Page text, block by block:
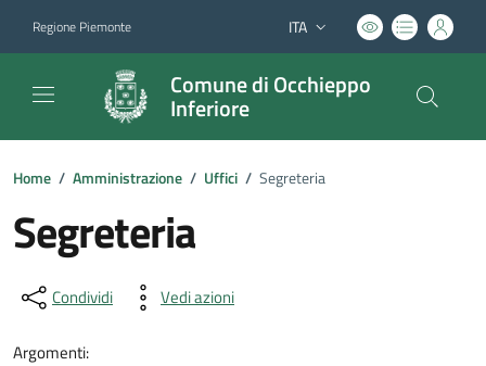
Regione Piemonte Lingua attiva:
ITA
Comune di Occhieppo
Inferiore
Home / Amministrazione / Uffici / Segreteria
Segreteria
Condividi Vedi azioni
Argomenti: